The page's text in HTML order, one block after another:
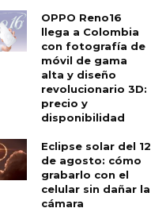
OPPO Reno16
llega a Colombia
con fotografía de
móvil de gama
alta y diseño
revolucionario 3D:
precio y
disponibilidad
Eclipse solar del 12
de agosto: cómo
grabarlo con el
celular sin dañar la
cámara